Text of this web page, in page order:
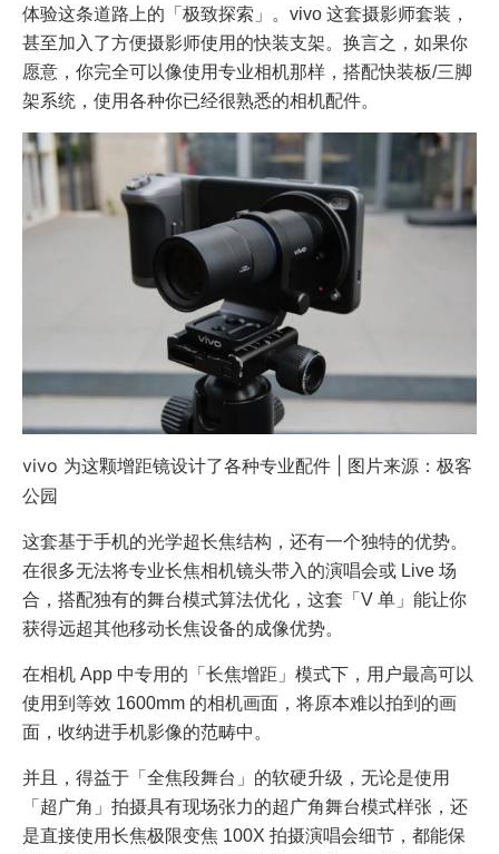
体验这条道路上的「极致探索」。vivo 这套摄影师套装，
甚至加入了方便摄影师使用的快装支架。换言之，如果你
愿意，你完全可以像使用专业相机那样，搭配快装板/三脚
架系统，使用各种你已经很熟悉的相机配件。
vivo 为这颗增距镜设计了各种专业配件 | 图片来源：极客
公园
这套基于手机的光学超长焦结构，还有一个独特的优势。
在很多无法将专业长焦相机镜头带入的演唱会或 Live 场
合，搭配独有的舞台模式算法优化，这套「V 单」能让你
获得远超其他移动长焦设备的成像优势。
在相机 App 中专用的「长焦增距」模式下，用户最高可以
使用到等效 1600mm 的相机画面，将原本难以拍到的画
面，收纳进手机影像的范畴中。
并且，得益于「全焦段舞台」的软硬升级，无论是使用
「超广角」拍摄具有现场张力的超广角舞台模式样张，还
是直接使用长焦极限变焦 100X 拍摄演唱会细节，都能保